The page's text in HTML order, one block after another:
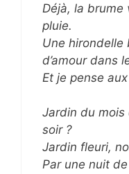
Déjà, la brume
pluie.
Une hirondelle
d’amour dans
Et je pense
Jardin du mois
soir ?
Jardin fleuri,
Par une nuit